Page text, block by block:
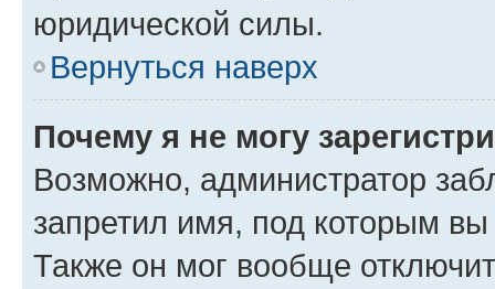
юридической силы.
Вернуться наверх
Почему я не могу
Возможно, администратор
запретил имя, под которым вы
Также он мог вообще